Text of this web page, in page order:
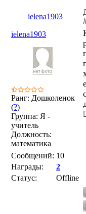
ielena1903
ielena1903
Ранг: Дошколенок
(?)
Группа: Я -
учитель
Должность:
математика
Сообщений: 10
Награды:
2
Статус:
Offline